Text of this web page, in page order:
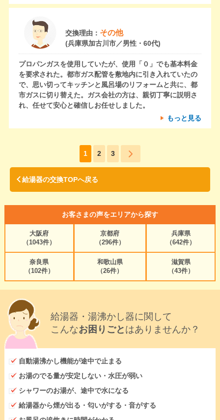
交換理由： その他
(兵庫県加古川市／男性・60代)
プロパンガスを使用していたが、使用「０」でも基本料金
を要求された。都市ガス配管を敷地内に引き入れていたの
で、思い切ってキッチンと風呂場のリフォームと共に、都
市ガスに切り替えた。ガス会社の方は、親切丁寧に説明さ
れ、任せて安心と確信しお任せしました。
もっと見る
1 2 3
給湯器の交換TOPへ戻る
お客さまの声をエリアから探す
大阪府
（1043件）
京都府
（296件）
兵庫県
（642件）
奈良県
（102件）
和歌山県
（26件）
滋賀県
（43件）
給湯器・湯沸かし器に関して
こんなお困りごとはありませんか？
自動湯沸かし機能が途中で止まる
お湯のでる量が安定しない・水圧が弱い
シャワーのお湯が、途中で水になる
給湯器から煙が出る・匂いがする・音がする